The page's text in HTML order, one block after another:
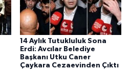
14 Aylık Tutukluluk Sona
Erdi: Avcılar Belediye
Başkanı Utku Caner
Çaykara Cezaevinden Çıktı